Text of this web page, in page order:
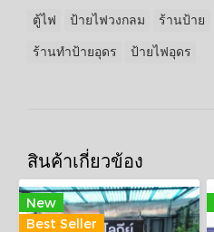
ตู้ไฟ ป้ายไฟวงกลม ร้านป้าย
ร้านทำป้ายอุดร ป้ายไฟอุดร
สินค้าเกี่ยวข้อง
New
Best Seller